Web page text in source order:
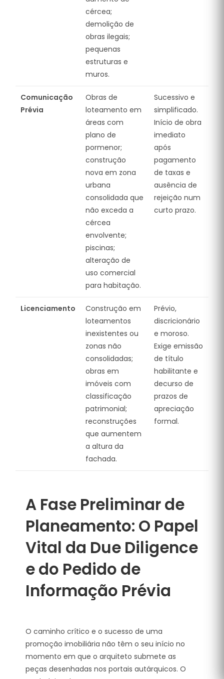
cércea;
demolição de
obras ilegais;
pequenas
estruturas e
muros.
Comunicação
Prévia
Obras de
loteamento em
áreas com
plano de
pormenor;
construção
nova em zona
urbana
consolidada que
não exceda a
cércea
envolvente;
piscinas;
alteração de
uso comercial
para habitação.
Sucessivo e
simplificado.
Início de obra
imediato
após
pagamento
de taxas e
ausência de
rejeição num
curto prazo.
Licenciamento
Construção em
loteamentos
inexistentes ou
zonas não
consolidadas;
obras em
imóveis com
classificação
patrimonial;
reconstruções
que aumentem
a altura da
fachada.
Prévio,
discricionário
e moroso.
Exige emissão
de título
habilitante e
decurso de
prazos de
apreciação
formal.
A Fase Preliminar de
Planeamento: O Papel
Vital da Due Diligence
e do Pedido de
Informação Prévia
O caminho crítico e o sucesso de uma
promoção imobiliária não têm o seu início no
momento em que o arquiteto submete as
peças desenhadas nos portais autárquicos. O